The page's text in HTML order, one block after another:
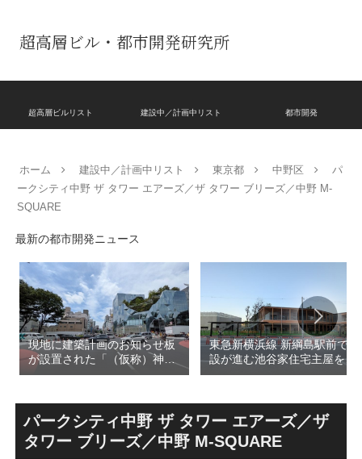
超高層ビル・都市開発研究所
超高層ビルリスト 建設中／計画中リスト 都市開発
ホーム 建設中／計画中リスト 東京都 中野区
パ
ークシティ中野 ザ タワー エアーズ／ザ タワー ブリーズ／中野 M-
SQUARE
最新の都市開発ニュース
現地に建築計画のお知らせ板
が設置された「（仮称）神宮
前六丁目八角館建替計
SANAA設計で神宮前交差点に
新たな商業施設誕生へ！！
東急新横浜線 新綱島駅前で建
設が進む池谷家住宅主屋を活
用した「新綱島MICCA」！！
による新たな駅前拠点が2026
年秋誕生へ！！
パークシティ中野 ザ タワー エアーズ／ザ
タワー ブリーズ／中野 M-SQUARE